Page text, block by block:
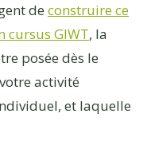
de construire ce
cursus GIWT, la
posée dès le
activité
et laquelle